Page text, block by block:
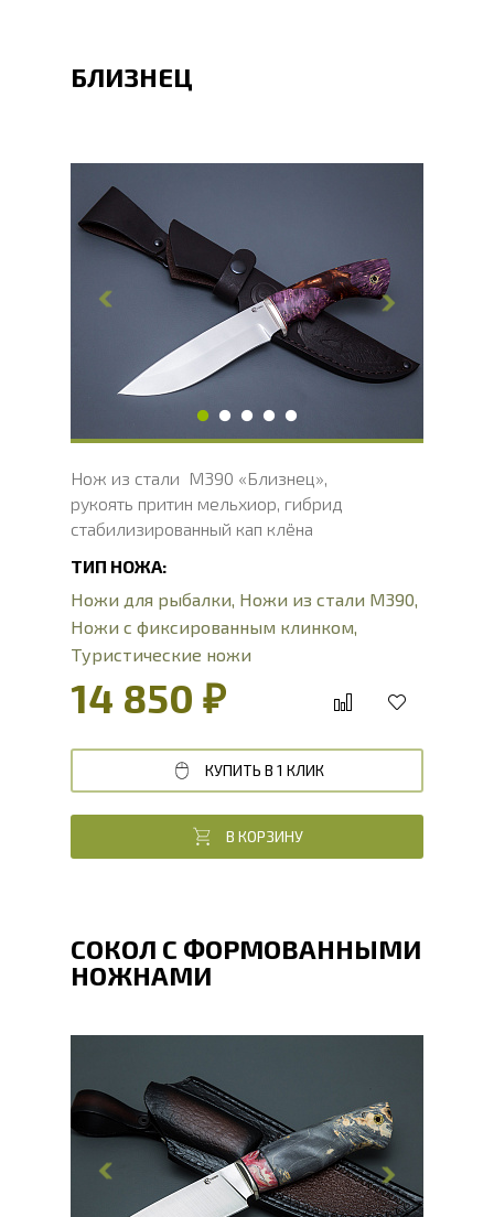
БЛИЗНЕЦ
Общая длина, мм
Длина клинка, мм
Ширина клинка, мм
35.9
Толщина обуха, мм
2.4
Ширина рукояти, мм
29.6
Длина рукояти, мм
Толщина рукояти, мм
22.4
Твердость клинка, HRC
62 - 64 HRC
Нож из стали M390 «Близнец»,
рукоять притин мельхиор, гибрид
стабилизированный кап клёна
ТИП НОЖА:
Ножи для рыбалки, Ножи из стали М390,
Ножи с фиксированным клинком,
Туристические ножи
14 850 ₽
КУПИТЬ В 1 КЛИК
В КОРЗИНУ
СОКОЛ С ФОРМОВАННЫМИ
НОЖНАМИ
Общая длина, мм
Длина клинка, мм
120
Ширина клинка, мм
33.8
Толщина обуха, мм
Ширина рукояти, мм
33
Длина рукояти, мм
118